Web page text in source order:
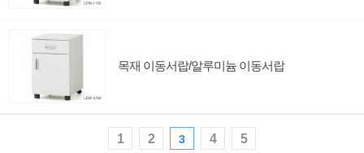
목재 이동서랍/알루미늄 이동서랍
1 2 3 4 5